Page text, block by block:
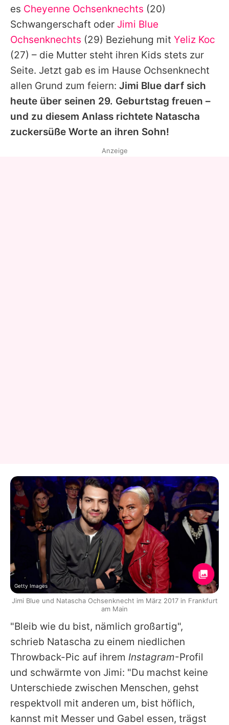
Nutzungsbedingungen
Utiq verwalten
es Cheyenne Ochsenknechts (20)
Schwangerschaft oder Jimi Blue
Ochsenknechts (29) Beziehung mit Yeliz Koc
(27) – die Mutter steht ihren Kids stets zur
Seite. Jetzt gab es im Hause Ochsenknecht
allen Grund zum feiern: Jimi Blue darf sich
heute über seinen 29. Geburtstag freuen –
und zu diesem Anlass richtete Natascha
zuckersüße Worte an ihren Sohn!
"Bleib wie du bist, nämlich großartig",
schrieb Natascha zu einem niedlichen
Throwback-Pic auf ihrem Instagram-Profil
und schwärmte von Jimi: "Du machst keine
Unterschiede zwischen Menschen, gehst
respektvoll mit anderen um, bist höflich,
kannst mit Messer und Gabel essen, trägst
Anzeige
Getty Images
Jimi Blue und Natascha Ochsenknecht im März 2017 in Frankfurt
am Main